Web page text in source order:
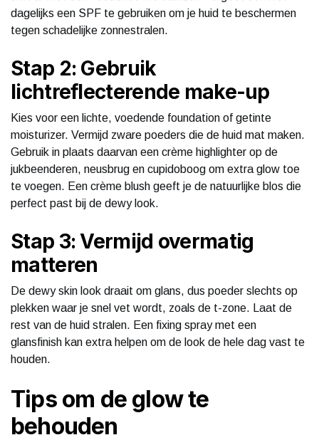
dagelijks een SPF te gebruiken om je huid te beschermen
tegen schadelijke zonnestralen.
Stap 2: Gebruik
lichtreflecterende make-up
Kies voor een lichte, voedende foundation of getinte
moisturizer. Vermijd zware poeders die de huid mat maken.
Gebruik in plaats daarvan een crème highlighter op de
jukbeenderen, neusbrug en cupidoboog om extra glow toe
te voegen. Een crème blush geeft je de natuurlijke blos die
perfect past bij de dewy look.
Stap 3: Vermijd overmatig
matteren
De dewy skin look draait om glans, dus poeder slechts op
plekken waar je snel vet wordt, zoals de t-zone. Laat de
rest van de huid stralen. Een fixing spray met een
glansfinish kan extra helpen om de look de hele dag vast te
houden.
Tips om de glow te
behouden